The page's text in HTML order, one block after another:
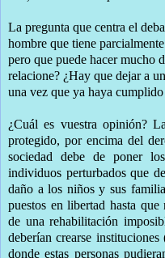
La pregunta que centra el
hombre que tiene
pero que puede hacer mucho
relacione? ¿Hay que dejar a
una vez que ya haya cumplido
¿Cuál es vuestra opinión?
protegido, por encima del
sociedad debe de poner
individuos perturbados que
daño a los niños y sus
puestos en libertad hasta
de una rehabilitación
deberían crearse
donde estas personas